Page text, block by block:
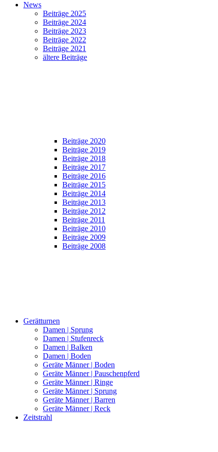
News
Beiträge 2025
Beiträge 2024
Beiträge 2023
Beiträge 2022
Beiträge 2021
ältere Beiträge
Beiträge 2020
Beiträge 2019
Beiträge 2018
Beiträge 2017
Beiträge 2016
Beiträge 2015
Beiträge 2014
Beiträge 2013
Beiträge 2012
Beiträge 2011
Beiträge 2010
Beiträge 2009
Beiträge 2008
Gerätturnen
Damen | Sprung
Damen | Stufenreck
Damen | Balken
Damen | Boden
Geräte Männer | Boden
Geräte Männer | Pauschenpferd
Geräte Männer | Ringe
Geräte Männer | Sprung
Geräte Männer | Barren
Geräte Männer | Reck
Zeitstrahl